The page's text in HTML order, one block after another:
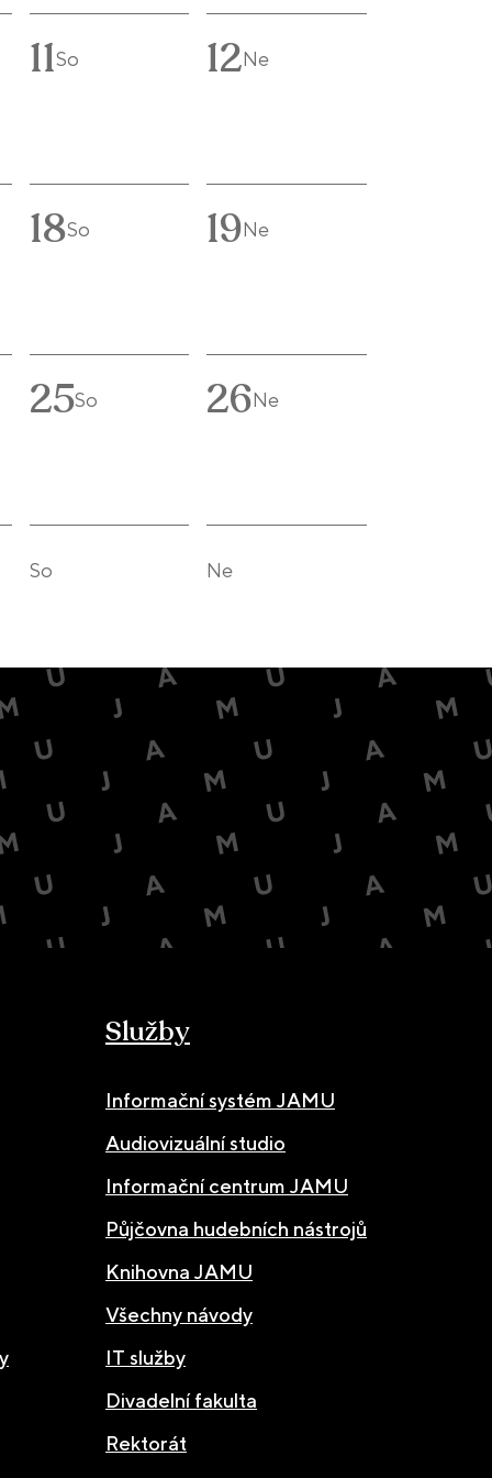
11So 12Ne
18So 19Ne
25So 26Ne
So Ne
Služby
Informační systém JAMU
Audiovizuální studio
Informační centrum JAMU
Půjčovna hudebních nástrojů
Knihovna JAMU
Všechny návody
IT služby
Divadelní fakulta
Rektorát